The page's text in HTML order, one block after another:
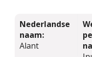
Nederlandse
naam:
Alant